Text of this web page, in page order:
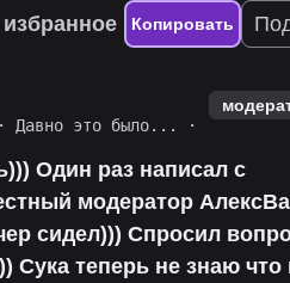
Копировать
Давно это было...
·
Один раз написал с
модератор
сидел))) Спросил
Сука теперь не знаю что